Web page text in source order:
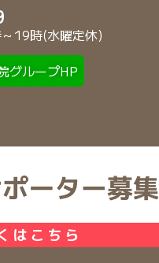
19時(水曜定休)
グループHP